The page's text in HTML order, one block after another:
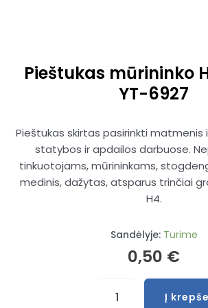
Pieštukas mūrininko
YT-6927
Pieštukas skirtas pasirinkti matmenis
statybos ir apdailos darbuose.
tinkuotojams, mūrininkams,
medinis, dažytas, atsparus trinčiai
H4.
Sandėlyje: Turime
0,50 €
Į